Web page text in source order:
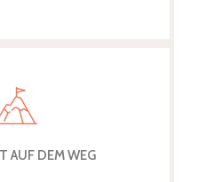
AUF DEM WEG